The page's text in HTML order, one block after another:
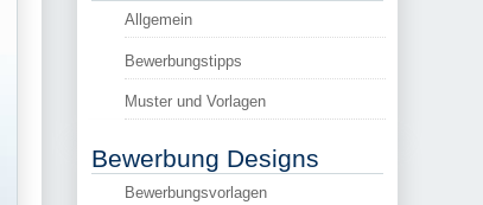
Allgemein
Bewerbungstipps
Muster und Vorlagen
Bewerbung Designs
Bewerbungsvorlagen